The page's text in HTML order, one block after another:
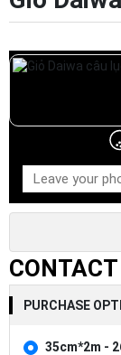
CONTACT
PURCHASE
35cm*2m -